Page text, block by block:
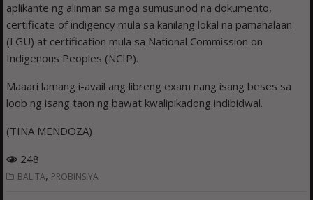
aplikante ng alinman sa mga sumusunod na dokumento,
certificate of indigency mula sa kanilang lokal na pamahalaan
(LGU) at certification mula sa National Commission on
Indigenous Peoples (NCIP).
Maaari lamang i-avail ang libreng exam nang isang beses sa
loob ng isang taon ng bawat kwalipikadong indibidwal.
(TINA MENDOZA)
248
BALITA, PROBINSIYA